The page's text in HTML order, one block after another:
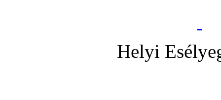
Helyi